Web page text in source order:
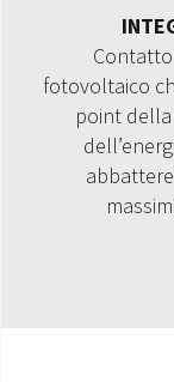
fotovoltaico
point della